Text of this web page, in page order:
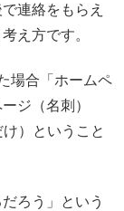
連絡をもらえ
え方です。
場合「ホームペ
ジ（名刺）
）ということ
ろう」という